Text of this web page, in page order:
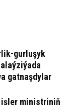
gurluşyk
gatnaşdylar
işler ministriniň